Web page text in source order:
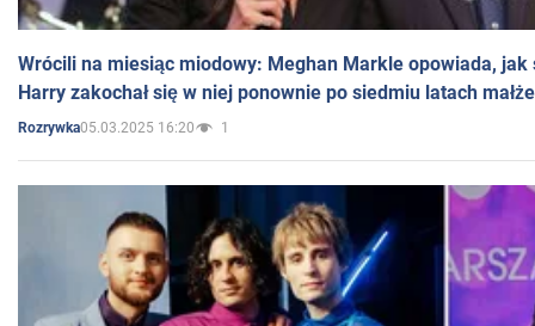
Wrócili na miesiąc miodowy: Meghan Markle opowiada, jak
Harry zakochał się w niej ponownie po siedmiu latach
Rozrywka05.03.2025 16:20 1